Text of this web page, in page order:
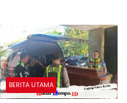
BERITA UTAMA